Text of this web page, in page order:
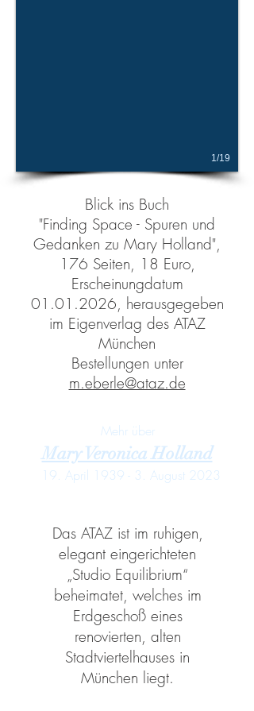
1/19
Blick ins Buch
"Finding Space - Spuren und
Gedanken zu Mary Holland",
176 Seiten, 18 Euro,
Erscheinungdatum
01.01.2026, herausgegeben
im Eigenverlag des ATAZ
München
Bestellungen unter
m.eberle@ataz.de
Mehr über
Mary Veronica Holland
19. April 1939 - 3. August 2023
Das ATAZ ist im ruhigen,
elegant eingerichteten
„Studio Equilibrium“
beheimatet, welches im
Erdgeschoß eines
renovierten, alten
Stadtviertelhauses in
München liegt.